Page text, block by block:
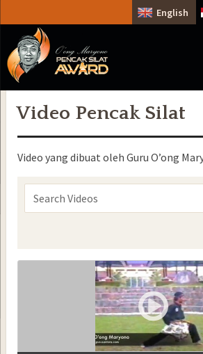
English
Video Pencak Silat
Video yang dibuat oleh Guru O’ong